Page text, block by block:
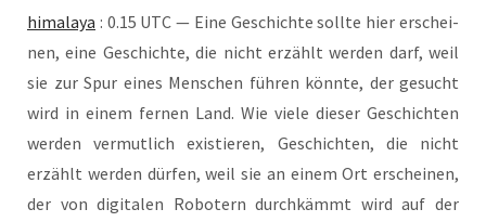
hima­la­ya : 0.15 UTC — Eine Geschich­te soll­te hier erschei­
nen, eine Geschich­te, die nicht erzählt wer­den darf, weil
sie zur Spur eines Men­schen füh­ren könn­te, der gesucht
wird in einem fer­nen Land. Wie vie­le die­ser Geschich­ten
wer­den ver­mut­lich exis­tie­ren, Geschich­ten, die nicht
erzählt wer­den dür­fen, weil sie an einem Ort erschei­nen,
der von digi­ta­len Robo­tern durch­kämmt wird auf der